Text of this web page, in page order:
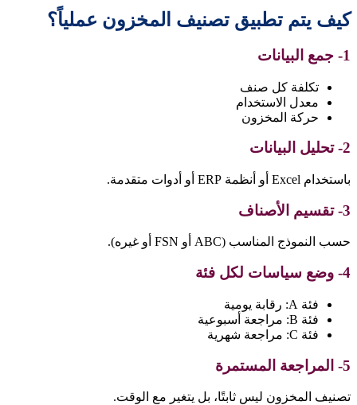
كيف يتم تطبيق تصنيف المخزون عملياً؟
1- جمع البيانات
تكلفة كل صنف
معدل الاستخدام
حركة المخزون
2- تحليل البيانات
باستخدام Excel أو أنظمة ERP أو أدوات متقدمة.
3- تقسيم الأصناف
حسب النموذج المناسب (ABC أو FSN أو غيره).
4- وضع سياسات لكل فئة
فئة A: رقابة يومية
فئة B: مراجعة أسبوعية
فئة C: مراجعة شهرية
5- المراجعة المستمرة
تصنيف المخزون ليس ثابتًا، بل يتغير مع الوقت.